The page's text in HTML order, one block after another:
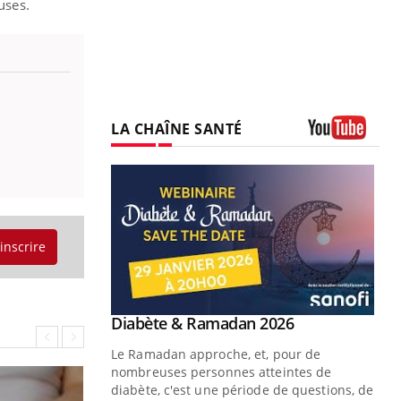
LA CHAÎNE SANTÉ
Mains : se
tout nouveau
piscine,
Youtube
Diabète & Ramadan 2026Youtube
Le Ramadan approche, et, pour de
nombreuses personnes atteintes de
diabète, c'est une période de questions, de